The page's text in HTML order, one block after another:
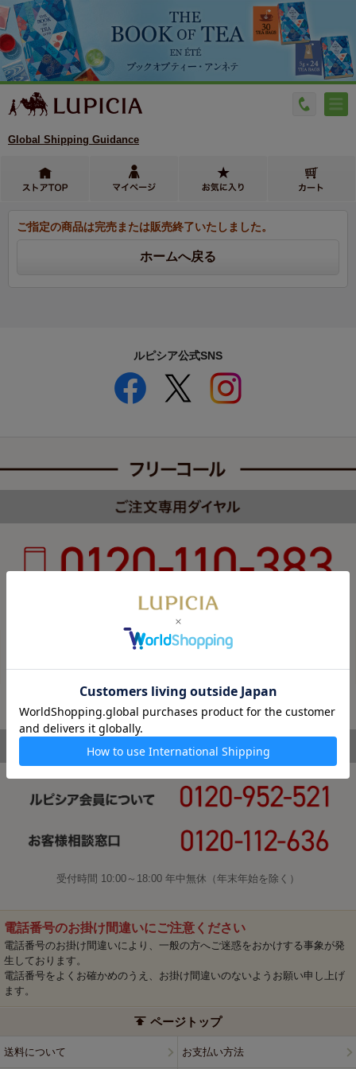
Global Shipping Guidance
ご指定の商品は完売または販売終了いたしました。
ルピシア公式SNS
カスタマーハラスメントについて
受付時間 10:00～18:00 年中無休（年末年始を除く）
電話番号のお掛け間違いにご注意ください
電話番号のお掛け間違いにより、一般の方へご迷惑をおかけする事象が発
生しております。
電話番号をよくお確かめのうえ、お掛け間違いのないようお願い申し上げ
ます。
ページトップ
送料について お支払い方法